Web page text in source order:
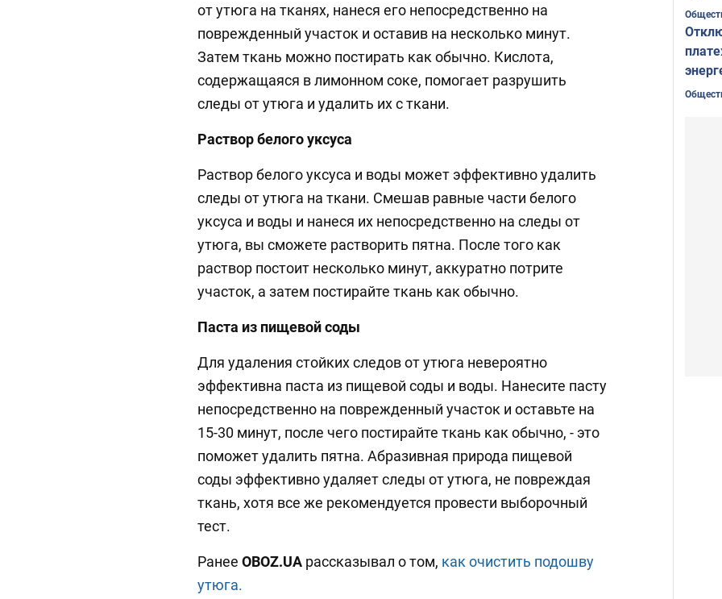
от утюга на тканях, нанеся его непосредственно на
поврежденный участок и оставив на несколько минут.
Затем ткань можно постирать как обычно. Кислота,
содержащаяся в лимонном соке, помогает разрушить
следы от утюга и удалить их с ткани.
Раствор белого уксуса
Раствор белого уксуса и воды может эффективно удалить
следы от утюга на ткани. Смешав равные части белого
уксуса и воды и нанеся их непосредственно на следы от
утюга, вы сможете растворить пятна. После того как
раствор постоит несколько минут, аккуратно потрите
участок, а затем постирайте ткань как обычно.
Паста из пищевой соды
Для удаления стойких следов от утюга невероятно
эффективна паста из пищевой соды и воды. Нанесите пасту
непосредственно на поврежденный участок и оставьте на
15-30 минут, после чего постирайте ткань как обычно, - это
поможет удалить пятна. Абразивная природа пищевой
соды эффективно удаляет следы от утюга, не повреждая
ткань, хотя все же рекомендуется провести выборочный
тест.
Ранее OBOZ.UA рассказывал о том, как очистить подошву
утюга.